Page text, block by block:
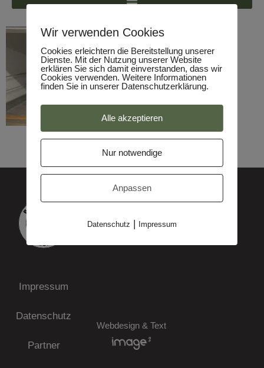
Impressum
Datenschutz
Partner
Webdesign & Text
Wir verwenden Cookies
Cookies erleichtern die Bereitstellung unserer
Dienste. Mit der Nutzung unserer Website
erklären Sie sich damit einverstanden, dass wir
Cookies verwenden. Weitere Informationen
finden Sie in unserer Datenschutzerklärung.
Alle akzeptieren
Nur notwendige
Anpassen
Datenschutz | Impressum